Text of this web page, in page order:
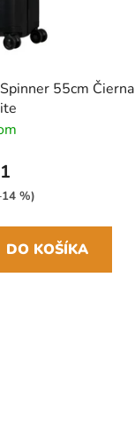
55cm Čierna
%)
DO KOŠÍKA